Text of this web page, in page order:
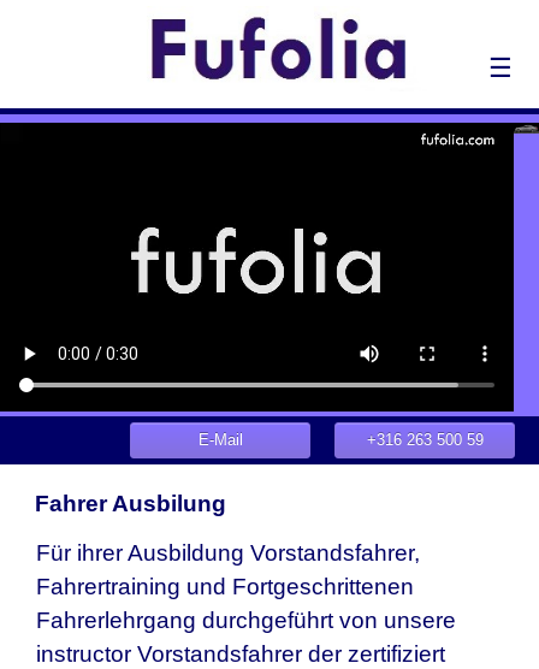
☰
+316 263 500 59
E-Mail
Fahrer Ausbilung
Für ihrer Ausbildung Vorstandsfahrer,
Fahrertraining und Fortgeschrittenen
Fahrerlehrgang durchgeführt von unsere
instructor Vorstandsfahrer der zertifiziert